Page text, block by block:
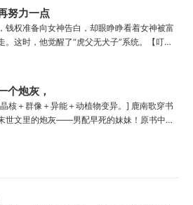
岛修行界的灵船体系。苏夜走出了一条与众不
路！探索禁忌海域，搜罗四海奇珍！打造超级战
国门！不知不觉。苏夜和他的船，成为了这浩
最恐怖的禁忌！……“什么？禁忌海深处有邪
！”“我问了几个钓鱼认识的当地朋友，祂们都
努力一点
钱权准备向女神告白，却眼睁睁看着女神被富
。这时，他觉醒了“虎父无犬子”系统。【叮，
父亲获得3000元奖金，奖励你30000元！】
测到你父亲在学校篮球赛中投入绝杀球，奖励
技能！】……啊这？爸爸，请再努力一点，卷
呀！
个炮灰，
了
核＋群像＋异能＋动植物变异。] 鹿南歌穿书
世文里的炮灰——男配早死的妹妹！原书中，
有名字，仅仅是因为男配会时常拿出全家福思